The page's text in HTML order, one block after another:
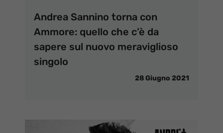
Andrea Sannino torna con
Ammore: quello che c’è da
sapere sul nuovo meraviglioso
singolo
28 Giugno 2021